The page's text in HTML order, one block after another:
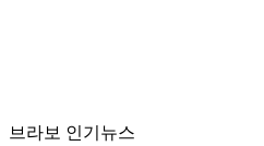
브라보 인기뉴스